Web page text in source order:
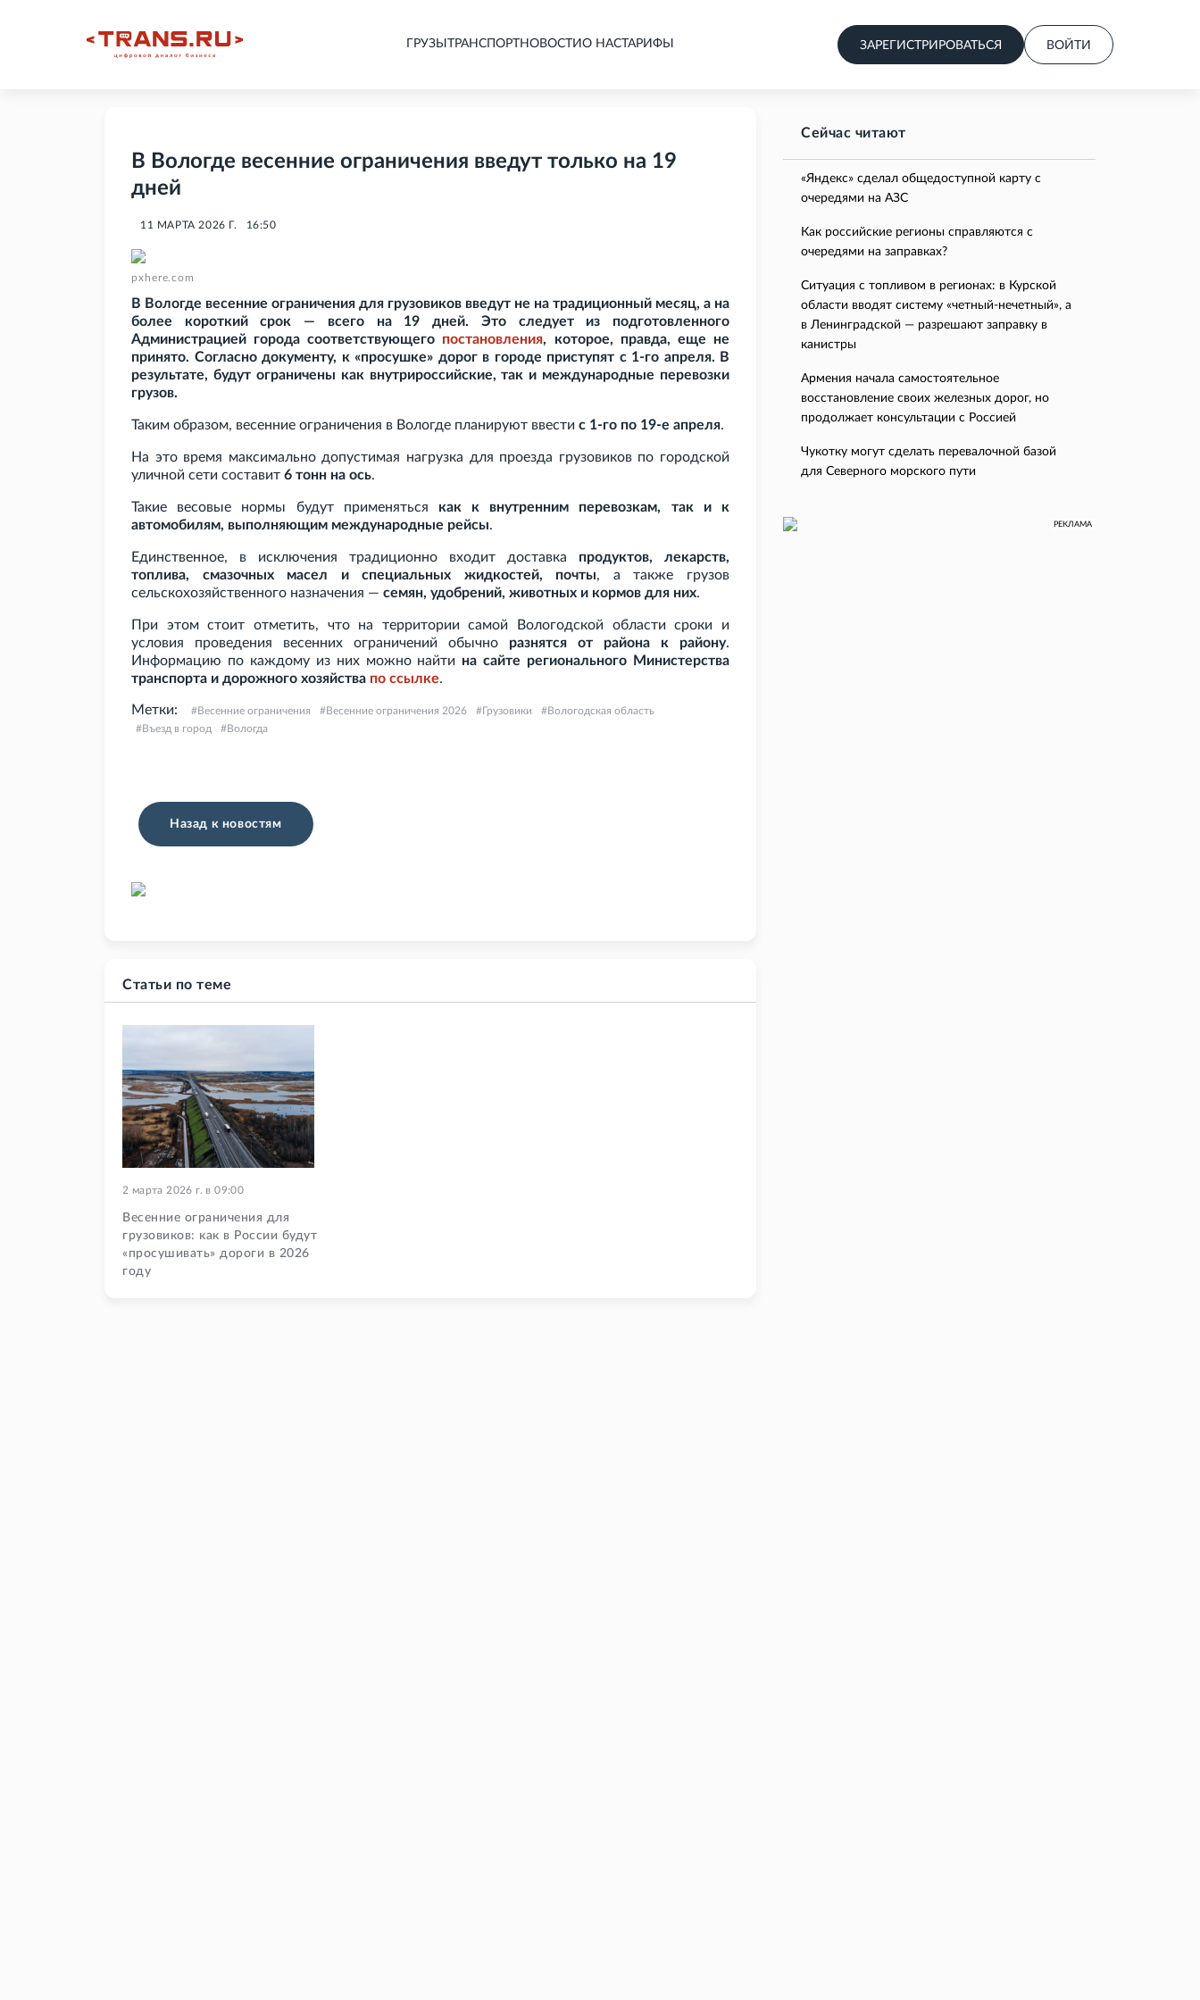
ГРУЗЫ ТРАНСПОРТНОВОСТИ О НАСТАРИФЫ ЗАРЕГИСТРИРОВАТЬСЯ ВОЙТИ
В Вологде весенние ограничения введут только на 19
дней
11 МАРТА 2026 Г. 16:50
pxhere.com
В Вологде весенние ограничения для грузовиков введут не на традиционный месяц, а на
более короткий срок — всего на 19 дней. Это следует из подготовленного
Администрацией города соответствующего постановления, которое, правда, еще не
принято. Согласно документу, к «просушке» дорог в городе приступят с 1-го апреля. В
результате, будут ограничены как внутрироссийские, так и международные перевозки
грузов.
Таким образом, весенние ограничения в Вологде планируют ввести с 1-го по 19-е апреля.
На это время максимально допустимая нагрузка для проезда грузовиков по городской
уличной сети составит 6 тонн на ось.
Такие весовые нормы будут применяться как к внутренним перевозкам, так и к
автомобилям, выполняющим международные рейсы.
Единственное, в исключения традиционно входит доставка продуктов, лекарств,
топлива, смазочных масел и специальных жидкостей, почты, а также грузов
сельскохозяйственного назначения — семян, удобрений, животных и кормов для них.
При этом стоит отметить, что на территории самой Вологодской области сроки и
условия проведения весенних ограничений обычно разнятся от района к району.
Информацию по каждому из них можно найти на сайте регионального Министерства
транспорта и дорожного хозяйства по ссылке.
Метки: Весенние ограничения Весенние ограничения 2026 Грузовики
Вологодская область
Въезд в город
Вологда
Назад к новостям
Статьи по теме
2 марта 2026 г. в09:00
Весенние ограничения для
грузовиков: как в России будут
«просушивать» дороги в 2026
году
Сейчас читают
«Яндекс» сделал общедоступной карту с
очередями на АЗС
Как российские регионы справляются с
очередями на заправках?
Ситуация с топливом в регионах: в Курской
области вводят систему «четный-нечетный», а
в Ленинградской — разрешают заправку в
канистры
Армения начала самостоятельное
восстановление своих железных дорог, но
продолжает консультации с Россией
Чукотку могут сделать перевалочной базой
для Северного морского пути
РЕКЛАМА